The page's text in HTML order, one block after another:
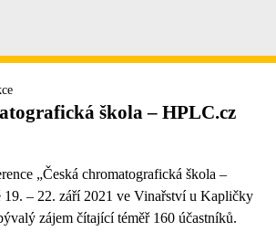
škola – HPLC.cz
„Česká chromatografická škola –
19. – 22. září 2021 ve Vinařství u Kapličky
zájem čítající téměř 160 účastníků.